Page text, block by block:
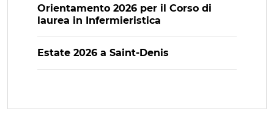
Orientamento 2026 per il Corso di
laurea in Infermieristica
Estate 2026 a Saint-Denis